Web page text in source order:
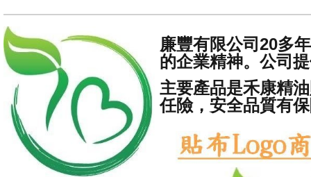
廉豐有限公司20多
的企業精神。公司
主要產品是禾康精
任險，安全品質有